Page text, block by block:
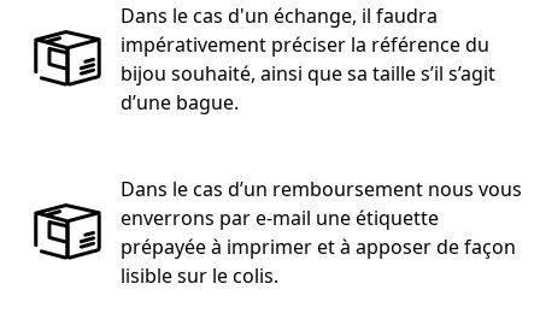
Dans le cas d'un échange, il faudra
impérativement préciser la référence du
bijou souhaité, ainsi que sa taille s’il s’agit
d’une bague.
Dans le cas d’un remboursement nous vous
enverrons par e-mail une étiquette
prépayée à imprimer et à apposer de façon
lisible sur le colis.